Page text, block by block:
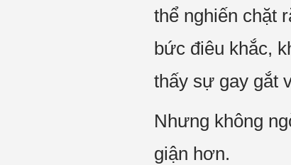
thể nghiến chặt
bức điêu khắc,
thấy sự gay gắt
Nhưng không
giận hơn.